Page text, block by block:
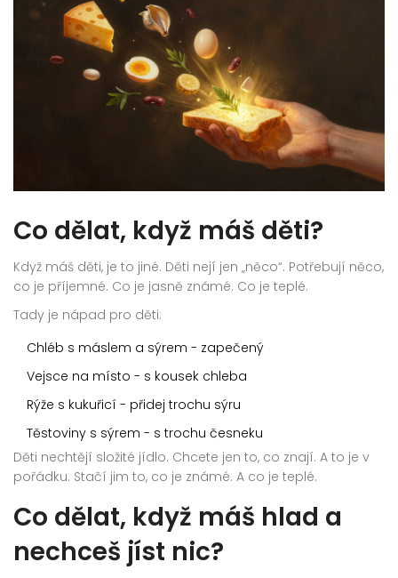
Co dělat, když máš děti?
Když máš děti, je to jiné. Děti nejí jen „něco“. Potřebují něco,
co je příjemné. Co je jasně známé. Co je teplé.
Tady je nápad pro děti:
Chléb s máslem a sýrem - zapečený
Vejsce na místo - s kousek chleba
Rýže s kukuřicí - přidej trochu sýru
Těstoviny s sýrem - s trochu česneku
Děti nechtějí složité jídlo. Chcete jen to, co znají. A to je v
pořádku. Stačí jim to, co je známé. A co je teplé.
Co dělat, když máš hlad a
nechceš jíst nic?